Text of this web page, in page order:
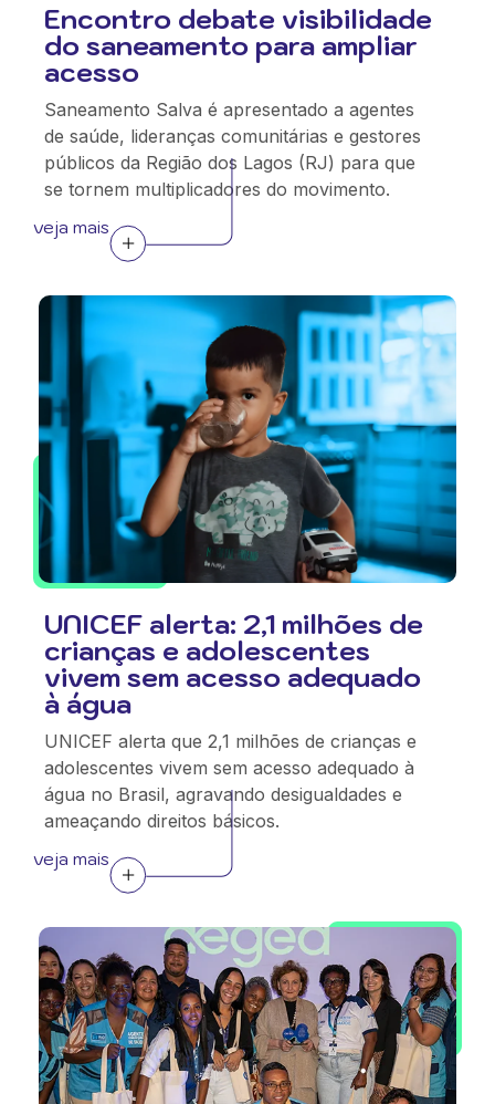
Encontro debate visibilidade
do saneamento para ampliar
acesso
Saneamento Salva é apresentado a agentes
de saúde, lideranças comunitárias e gestores
públicos da Região dos Lagos (RJ) para que
se tornem multiplicadores do movimento.
veja mais
UNICEF alerta: 2,1 milhões de
crianças e adolescentes
vivem sem acesso adequado
à água
UNICEF alerta que 2,1 milhões de crianças e
adolescentes vivem sem acesso adequado à
água no Brasil, agravando desigualdades e
ameaçando direitos básicos.
veja mais